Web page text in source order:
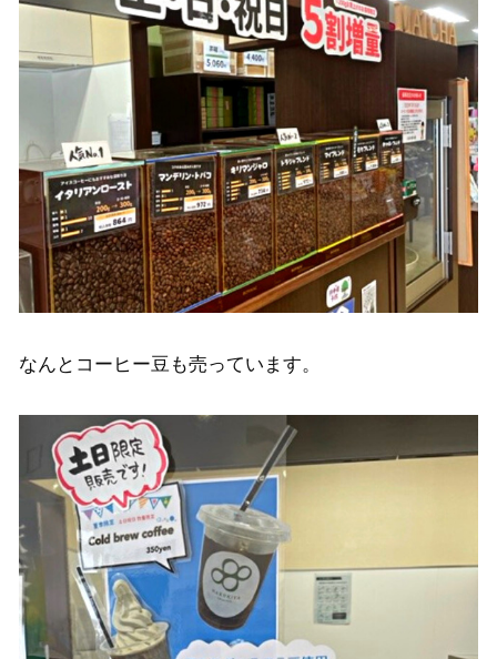
なんとコーヒー豆も売っています。